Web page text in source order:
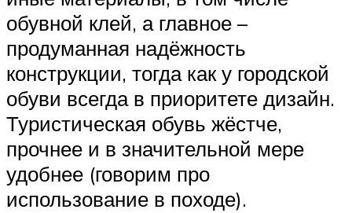
обувной клей, а главное –
продуманная надёжность
конструкции, тогда как у городской
обуви всегда в приоритете дизайн.
Туристическая обувь жёстче,
прочнее и в значительной мере
удобнее (говорим про
использование в походе).